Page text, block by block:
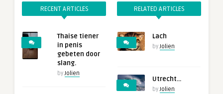
RECENT ARTICLES
Thaise tiener
in penis
gebeten door
slang.
byJolien
RELATED ARTICLES
Lach
byJolien
Utrecht…
byJolien